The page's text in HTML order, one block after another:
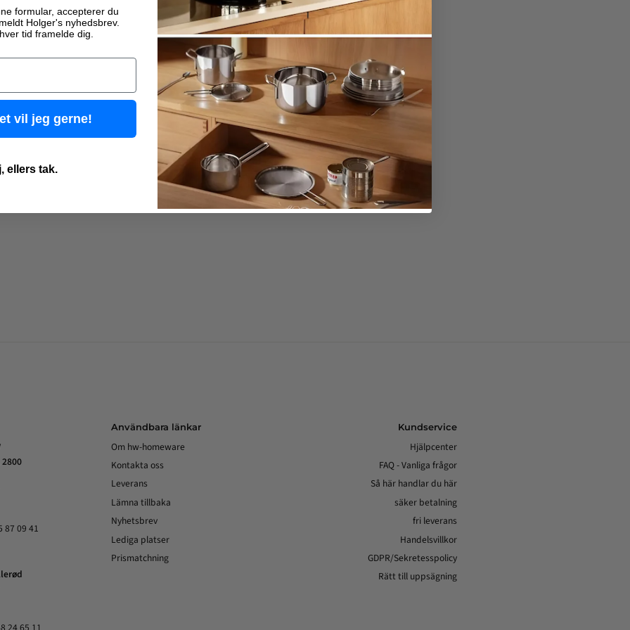
87 09 41
24 65 11
Användbara länkar
Om hw-homeware
Kontakta oss
Leverans
Lämna tillbaka
Nyhetsbrev
Lediga platser
Prismatchning
Kundservice
Hjälpcenter
FAQ - Vanliga frågor
Så här handlar du här
säker betalning
fri leverans
Handelsvillkor
GDPR/Sekretesspolicy
Rätt till uppsägning
formular, accepterer du
Holger's nyhedsbrev.
tid framelde dig.
vil jeg gerne!
ellers tak.